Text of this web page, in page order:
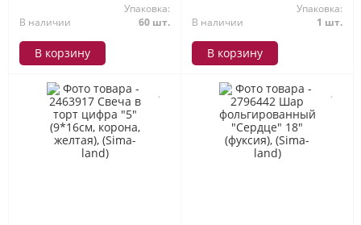
В наличии
Упаковка:
60 шт.
В корзину
В наличии
Упаковка:
1 шт.
В корзину